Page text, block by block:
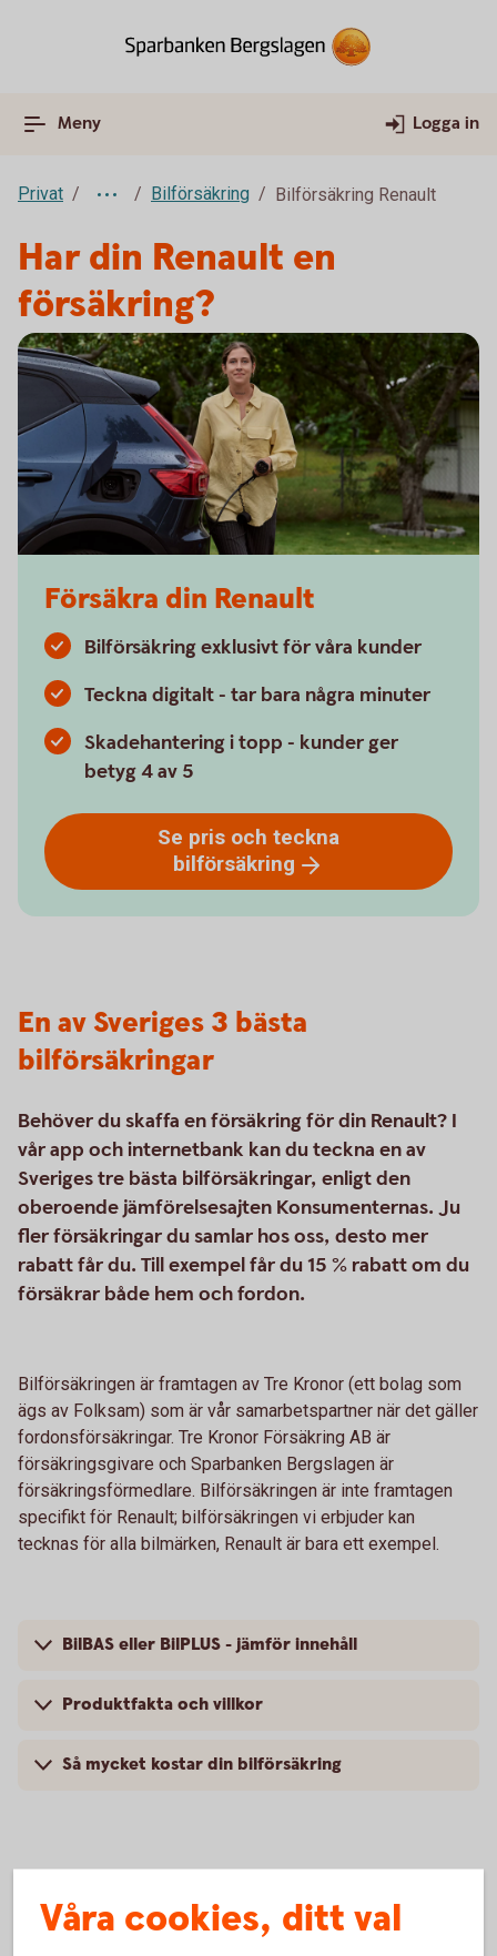
Meny Logga in
Privat Bilförsäkring Bilförsäkring Renault
Har din Renault en
försäkring?
Försäkra din Renault
Bilförsäkring exklusivt för våra kunder
Teckna digitalt - tar bara några minuter
Skadehantering i topp - kunder ger
betyg 4 av 5
Se pris och teckna
bilförsäkring
En av Sveriges 3 bästa
bilförsäkringar
Behöver du skaffa en försäkring för din Renault? I
vår app och internetbank kan du teckna en av
Sveriges tre bästa bilförsäkringar, enligt den
oberoende jämförelsesajten Konsumenternas. Ju
fler försäkringar du samlar hos oss, desto mer
rabatt får du. Till exempel får du 15 % rabatt om du
försäkrar både hem och fordon.
Bilförsäkringen är framtagen av Tre Kronor (ett bolag som
ägs av Folksam) som är vår samarbetspartner när det gäller
fordonsförsäkringar. Tre Kronor Försäkring AB är
försäkringsgivare och Sparbanken Bergslagen är
försäkringsförmedlare. Bilförsäkringen är inte framtagen
specifikt för Renault; bilförsäkringen vi erbjuder kan
tecknas för alla bilmärken, Renault är bara ett exempel.
BilBAS eller BilPLUS - jämför innehåll
Produktfakta och villkor
Så mycket kostar din bilförsäkring
Vanliga frågor om att försäkra
Renault
Våra cookies, ditt val